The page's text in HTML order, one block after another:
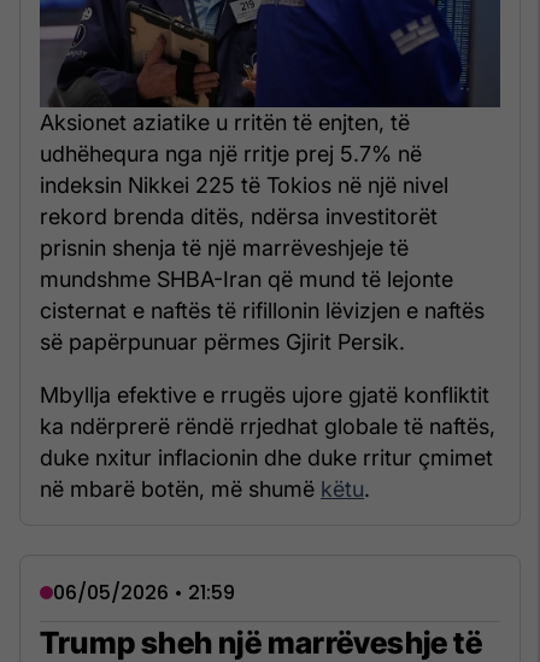
Aksionet aziatike u rritën të enjten, të
udhëhequra nga një rritje prej 5.7% në
indeksin Nikkei 225 të Tokios në një nivel
rekord brenda ditës, ndërsa investitorët
prisnin shenja të një marrëveshjeje të
mundshme SHBA-Iran që mund të lejonte
cisternat e naftës të rifillonin lëvizjen e naftës
së papërpunuar përmes Gjirit Persik.
Mbyllja efektive e rrugës ujore gjatë konfliktit
ka ndërprerë rëndë rrjedhat globale të naftës,
duke nxitur inflacionin dhe duke rritur çmimet
në mbarë botën, më shumë këtu.
06/05/2026 • 21:59
Trump sheh një marrëveshje të